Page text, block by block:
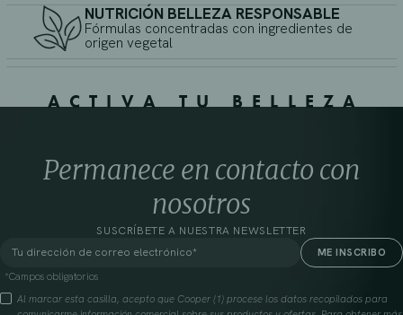
NUTRICIÓN BELLEZA RESPONSABLE
Fórmulas concentradas con ingredientes de
origen vegetal
ACTIVA TU BELLEZA
Permanece en contacto con
nosotros
SUSCRÍBETE A NUESTRA NEWSLETTER
*Campos obligatorios
Al marcar esta casilla, acepto que Cooper (1) procese los datos recopilados para